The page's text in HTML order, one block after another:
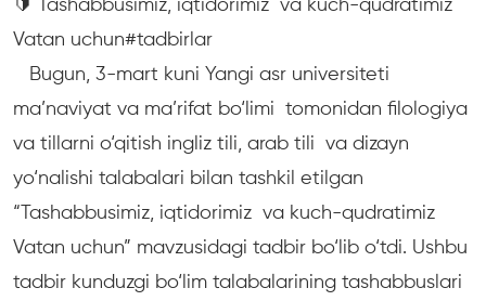
🔰 Tashabbusimiz, iqtidorimiz va kuch-qudratimiz
Vatan uchun#tadbirlar
Bugun, 3-mart kuni Yangi asr universiteti
ma’naviyat va ma’rifat bo‘limi tomonidan filologiya
va tillarni o‘qitish ingliz tili, arab tili va dizayn
yo‘nalishi talabalari bilan tashkil etilgan
“Tashabbusimiz, iqtidorimiz va kuch-qudratimiz
Vatan uchun” mavzusidagi tadbir bo‘lib o‘tdi. Ushbu
tadbir kunduzgi bo‘lim talabalarining tashabbuslari